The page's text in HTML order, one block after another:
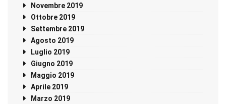
Novembre 2019
Ottobre 2019
Settembre 2019
Agosto 2019
Luglio 2019
Giugno 2019
Maggio 2019
Aprile 2019
Marzo 2019